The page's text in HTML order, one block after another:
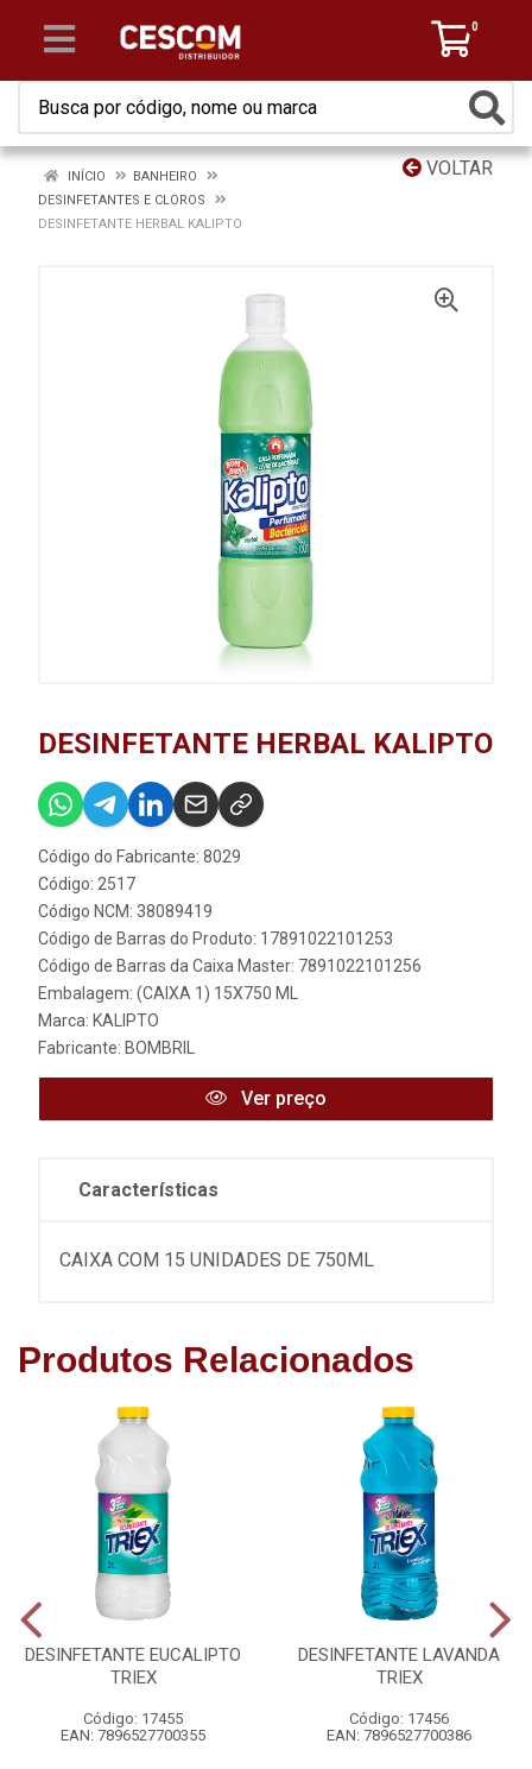
0
VOLTAR
INÍCIO
BANHEIRO
DESINFETANTES E CLOROS
DESINFETANTE HERBAL KALIPTO
DESINFETANTE HERBAL KALIPTO
Código do Fabricante: 8029
Código: 2517
Código NCM: 38089419
Código de Barras do Produto: 17891022101253
Código de Barras da Caixa Master: 7891022101256
Embalagem: (CAIXA 1) 15X750 ML
Marca: KALIPTO
Fabricante: BOMBRIL
Ver preço
Características
CAIXA COM 15 UNIDADES DE 750ML
Produtos Relacionados
DESINFETANTE EUCALIPTO
TRIEX
Código: 17455
EAN: 7896527700355
DESINFETANTE LAVANDA
TRIEX
Código: 17456
EAN: 7896527700386